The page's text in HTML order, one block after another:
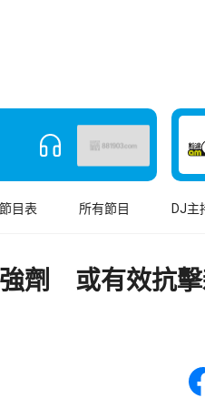
節目表 所有節目 DJ主
劑 或有效抗